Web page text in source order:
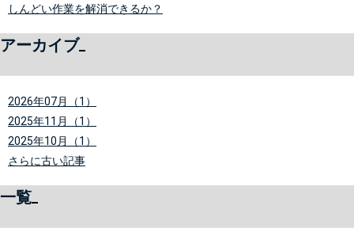
しんどい作業を解消できるか？
アーカイブ
2026年07月（1）
2025年11月（1）
2025年10月（1）
さらに古い記事
一覧